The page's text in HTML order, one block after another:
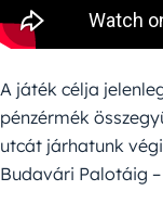
A játék célja
pénzérmék
utcát járhatunk
Budavári Palotáig